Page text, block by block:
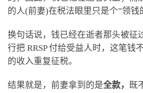
的人(前妻)在税法眼里只是个”领钱
换句话说，钱已经在逝者那头被征
行把 RRSP 付给受益人时，这笔钱
的收入重复征税。
结果就是，前妻拿到的是全款， 既